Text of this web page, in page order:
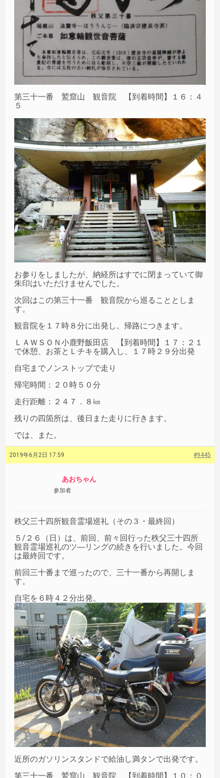
第三十一番 鷲窟山 観音院 【到着時間】１６：４
５
お参りをしましたが、納経所はすでに閉まっていて御
朱印はいただけませんでした。
次回はこの第三十一番 観音院から巡ることとしま
す。
観音院を１７時８分に出発し。帰路につきます。
ＬＡＷＳＯＮ小鹿野飯田店 【到着時間】１７：２１
で休憩、お茶とＬチキを購入し、１７時２９分出発
自宅までノンストップで走り
帰宅時間：２０時５０分
走行距離：２４７．８㎞
残りの四箇所は、後日また走りに行きます。
では、また。
2019年6月2日 17:59 #9445
あおちゃん
参加者
秩父三十四所観音霊場巡礼（その３・最終回）
５/２６（日）は、前回、前々回行った秩父三十四所
観音霊場巡礼のツ―リングの続きを行いました。今回
は最終回です。
前回三十番まで巡ったので、三十一番から再開しま
す。
自宅を６時４２分出発。
近所のガソリンスタンドで給油し満タンで出発です。
第三十一番 鷲窟山 観音院 【到着時間】１０：０